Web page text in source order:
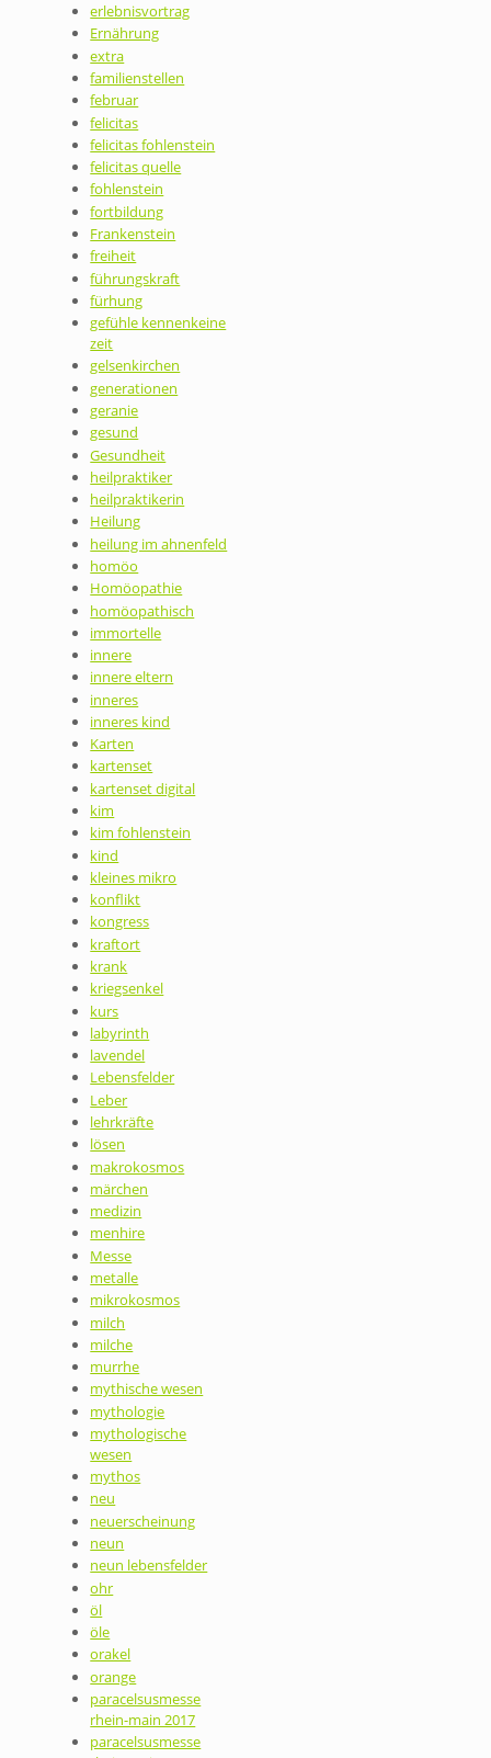
erlebnisvortrag
Ernährung
extra
familienstellen
februar
felicitas
felicitas fohlenstein
felicitas quelle
fohlenstein
fortbildung
Frankenstein
freiheit
führungskraft
fürhung
gefühle kennenkeine
zeit
gelsenkirchen
generationen
geranie
gesund
Gesundheit
heilpraktiker
heilpraktikerin
Heilung
heilung im ahnenfeld
homöo
Homöopathie
homöopathisch
immortelle
innere
innere eltern
inneres
inneres kind
Karten
kartenset
kartenset digital
kim
kim fohlenstein
kind
kleines mikro
konflikt
kongress
kraftort
krank
kriegsenkel
kurs
labyrinth
lavendel
Lebensfelder
Leber
lehrkräfte
lösen
makrokosmos
märchen
medizin
menhire
Messe
metalle
mikrokosmos
milch
milche
murrhe
mythische wesen
mythologie
mythologische
wesen
mythos
neu
neuerscheinung
neun
neun lebensfelder
ohr
öl
öle
orakel
orange
paracelsusmesse
rhein-main 2017
paracelsusmesse